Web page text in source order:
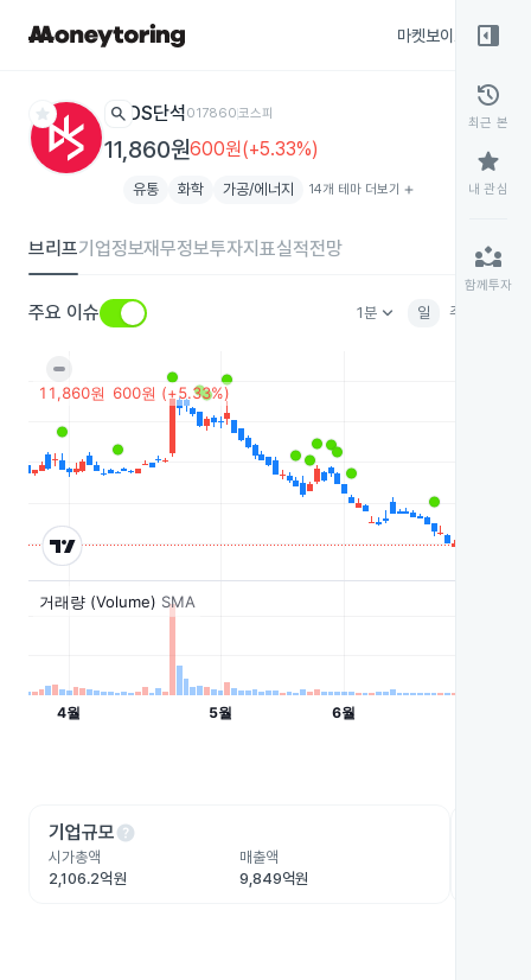
마켓보이스
star search DS단석017860코스피
11,860원600원(+5.33%)
유통 화학 가공/에너지 14개 테마 더보기 add
브리프기업정보재무정보투자지표실적전망
주요 이슈 1분keyboard_arrow_down 일 주
기업규모help
시가총액
2,106.2억원
매출액
9,849억원
right_panel_open
history
최근 본
star
내 관심
partner_exchange
함께투자